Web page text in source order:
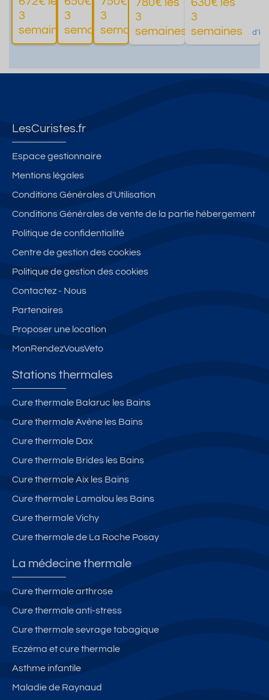
vis
3
semaines
d'informations
3
semaines
d'informations
d
3
semaines
d'informations
e,
terrass
e, parc
3
semaines
d'informations
établissem
ents
thermaux
3
semaines
LesCuristes.fr
Espace gestionnaire
Mentions légales
Conditions Générales d'Utilisation
Conditions Générales de vente de la partie hébergement
Politique de confidentialité
Centre de gestion des cookies
Politique de gestion des cookies
Contactez - Nous
Partenaires
Proposer une location
MonRendezVousVeto
Stations thermales
Cure thermale Balaruc les Bains
Cure thermale Avène les Bains
Cure thermale Dax
Cure thermale Brides les Bains
Cure thermale Aix les Bains
Cure thermale Lamalou les Bains
Cure thermale Vichy
Cure thermale de La Roche Posay
La médecine thermale
Cure thermale arthrose
Cure thermale anti-stress
Cure thermale sevrage tabagique
Eczéma et cure thermale
Asthme infantile
Maladie de Raynaud